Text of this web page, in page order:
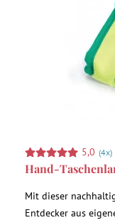
5,0 (4x)
Hand-
Mit dieser
Entdecker aus